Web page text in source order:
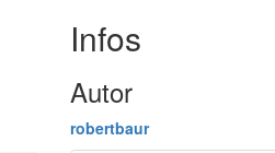
Infos
Autor
robertbaur